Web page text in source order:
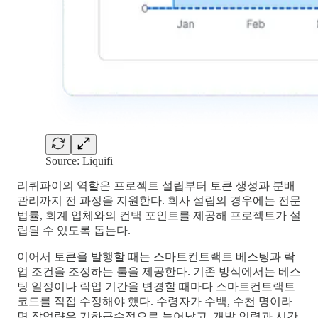
Source: Liquifi
리퀴파이의 역할은 프로젝트 설립부터 토큰 생성과 분배
관리까지 전 과정을 지원한다. 회사 설립의 경우에는 전문
법률, 회계 업체와의 컨택 포인트를 제공해 프로젝트가 설
립될 수 있도록 돕는다.
이어서 토큰을 발행할 때는 스마트컨트랙트 베스팅과 락
업 조건을 조정하는 툴을 제공한다. 기존 방식에서는 베스
팅 일정이나 락업 기간을 변경할 때마다 스마트컨트랙트
코드를 직접 수정해야 했다. 수령자가 수백, 수천 명이라